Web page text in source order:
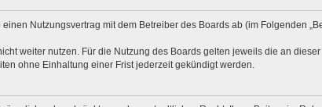
Nutzungsvertrag mit dem Betreiber des Boards ab (im Folgenden
weiter nutzen. Für die Nutzung des Boards gelten jeweils die an
ohne Einhaltung einer Frist jederzeit gekündigt werden.